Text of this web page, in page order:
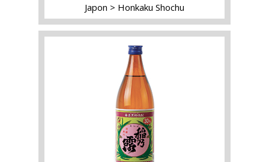
Japon Honkaku Shochu